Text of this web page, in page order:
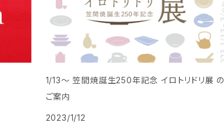
1/13〜 笠間焼誕生250年記念 イロトリドリ展 の
ご案内
2023/1/12